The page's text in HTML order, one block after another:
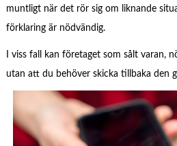
muntligt när det rör sig om liknande
förklaring är nödvändig.
I viss fall kan företaget som sålt varan,
utan att du behöver skicka tillbaka den